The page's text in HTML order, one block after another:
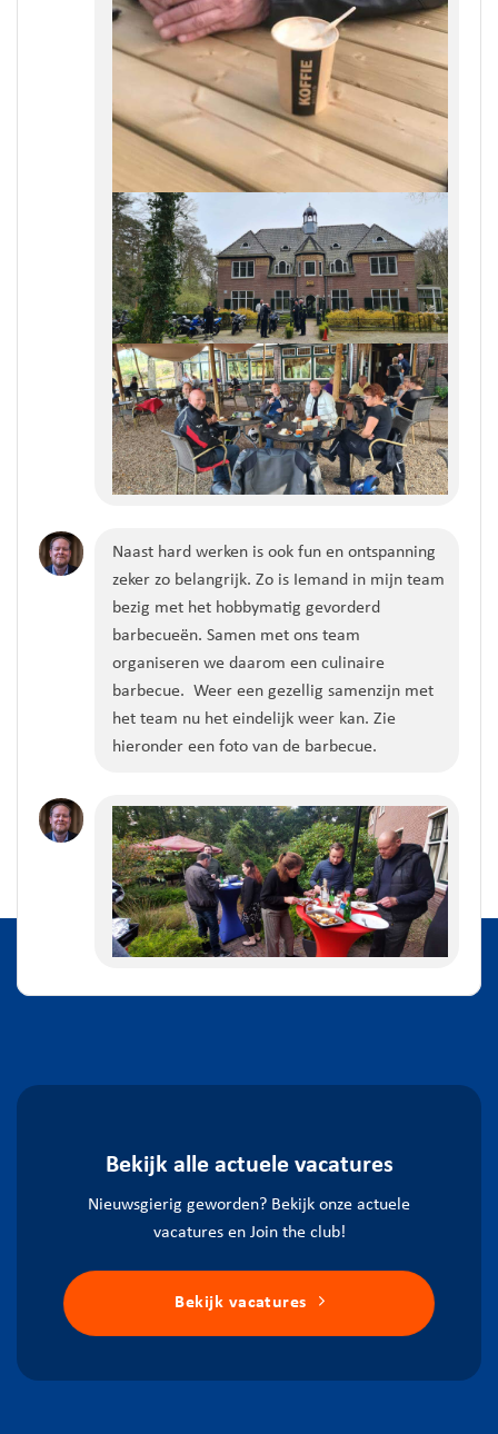
Naast hard werken is ook fun en ontspanning
zeker zo belangrijk. Zo is Iemand in mijn team
bezig met het hobbymatig gevorderd
barbecueën. Samen met ons team
organiseren we daarom een culinaire
barbecue. Weer een gezellig samenzijn met
het team nu het eindelijk weer kan. Zie
hieronder een foto van de barbecue.
Bekijk alle actuele vacatures
Nieuwsgierig geworden? Bekijk onze actuele
vacatures en Join the club!
Bekijk vacatures